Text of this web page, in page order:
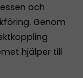
och
Genom
hjälper till